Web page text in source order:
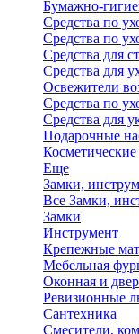
Бумажно-
Средства по
Средства по
Средства для
Средства для
Освежители
Средства по
Средства для
Подарочные
Косметические
Еще
Замки,
Все Замки,
Замки
Инструмент
Крепежные
Мебельная
Оконная и
Ревизионные
Сантехника
Смесители,